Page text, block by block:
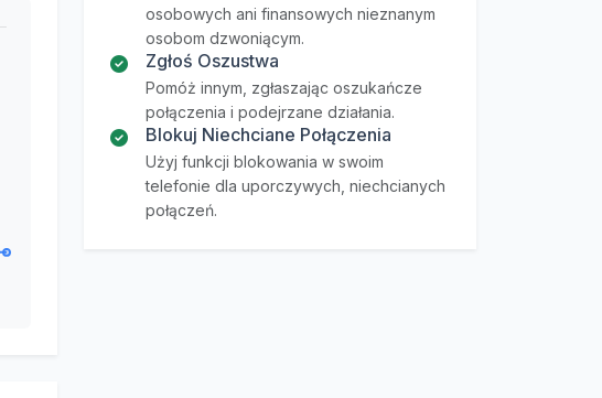
osobowych ani finansowych nieznanym
osobom dzwoniącym.
Zgłoś Oszustwa
Pomóż innym, zgłaszając oszukańcze
połączenia i podejrzane działania.
Blokuj Niechciane Połączenia
Użyj funkcji blokowania w swoim
telefonie dla uporczywych, niechcianych
połączeń.